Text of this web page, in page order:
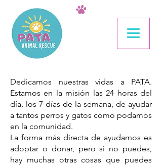
Dedicamos nuestras vidas a PATA.
Estamos en la misión las 24 horas del
día, los 7 días de la semana, de ayudar
a tantos perros y gatos como podamos
en la comunidad.​
La forma más directa de ayudarnos es
adoptar o donar, pero si no puedes,
hay muchas otras cosas que puedes